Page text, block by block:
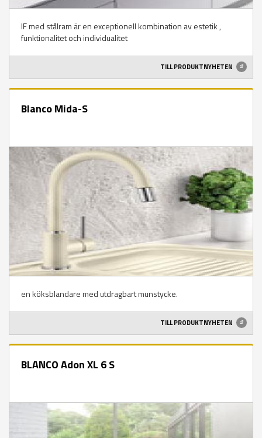
IF med stålram är en exceptionell kombination av estetik ,
funktionalitet och individualitet
TILL PRODUKTNYHETEN
Blanco Mida-S
en köksblandare med utdragbart munstycke.
TILL PRODUKTNYHETEN
BLANCO Adon XL 6 S